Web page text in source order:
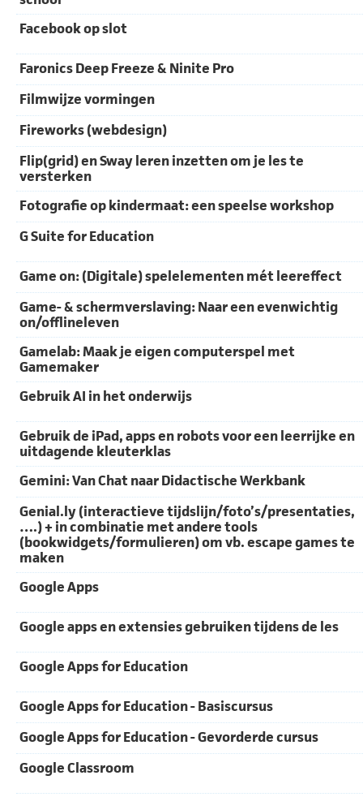
Facebook op slot
Faronics Deep Freeze & Ninite Pro
Filmwijze vormingen
Fireworks (webdesign)
Flip(grid) en Sway leren inzetten om je les te
versterken
Fotografie op kindermaat: een speelse workshop
G Suite for Education
Game on: (Digitale) spelelementen mét leereffect
Game- & schermverslaving: Naar een evenwichtig
on/offlineleven
Gamelab: Maak je eigen computerspel met
Gamemaker
Gebruik AI in het onderwijs
Gebruik de iPad, apps en robots voor een leerrijke en
uitdagende kleuterklas
Gemini: Van Chat naar Didactische Werkbank
Genial.ly (interactieve tijdslijn/foto’s/presentaties,
….) + in combinatie met andere tools
(bookwidgets/formulieren) om vb. escape games te
maken
Google Apps
Google apps en extensies gebruiken tijdens de les
Google Apps for Education
Google Apps for Education - Basiscursus
Google Apps for Education - Gevorderde cursus
Google Classroom